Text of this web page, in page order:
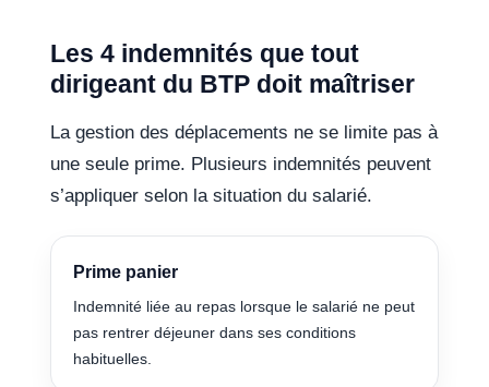
Les 4 indemnités que tout
dirigeant du BTP doit maîtriser
La gestion des déplacements ne se limite pas à
une seule prime. Plusieurs indemnités peuvent
s’appliquer selon la situation du salarié.
Prime panier
Indemnité liée au repas lorsque le salarié ne peut
pas rentrer déjeuner dans ses conditions
habituelles.